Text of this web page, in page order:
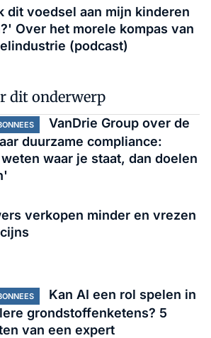
dit voedsel aan mijn kinderen
Over het morele kompas van
(podcast)
dit onderwerp
VanDrie Group over de
duurzame compliance:
waar je staat, dan doelen
verkopen minder en vrezen
Kan AI een rol spelen in
grondstoffenketens? 5
van een expert